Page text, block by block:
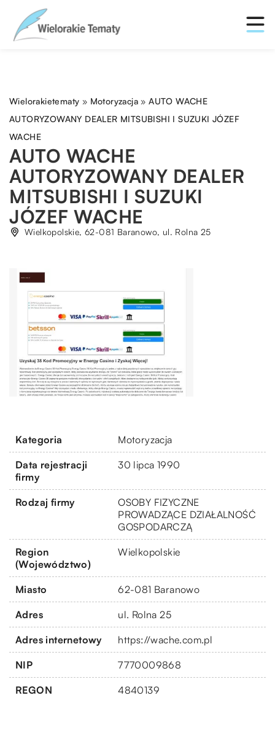
Wielorakietematy » Motoryzacja »AUTO WACHE
AUTORYZOWANY DEALER MITSUBISHI I SUZUKI JÓZEF
WACHE
AUTO WACHE
AUTORYZOWANY DEALER
MITSUBISHI I SUZUKI
JÓZEF WACHE
Wielkopolskie, 62-081 Baranowo, ul. Rolna 25
Kategoria Motoryzacja
Data rejestracji
firmy
30 lipca 1990
Rodzaj firmy
OSOBY FIZYCZNE
PROWADZĄCE DZIAŁALNOŚĆ
GOSPODARCZĄ
Region
(Województwo)
Wielkopolskie
Miasto 62-081 Baranowo
Adres ul. Rolna 25
Adres internetowy https://wache.com.pl
NIP 7770009868
REGON 4840139